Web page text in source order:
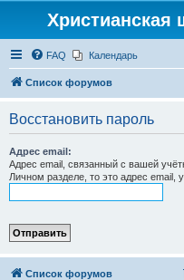
Христианская
FAQ Календарь
Список форумов
Восстановить пароль
Адрес email:
Адрес email, связанный с вашей
Личном разделе, то это адрес email,
Список форумов